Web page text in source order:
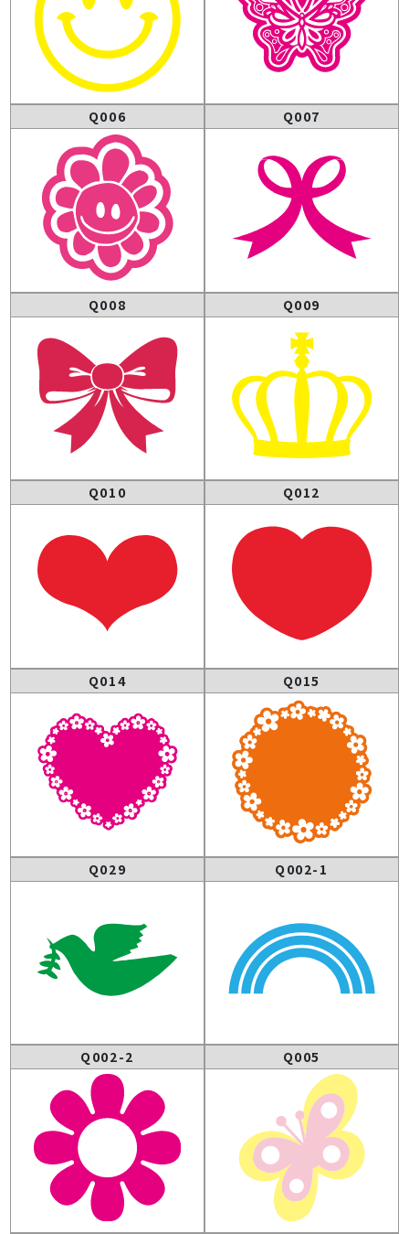
Q006 Q007
Q008 Q009
Q010 Q012
Q014 Q015
Q029 Q002-1
Q002-2 Q005